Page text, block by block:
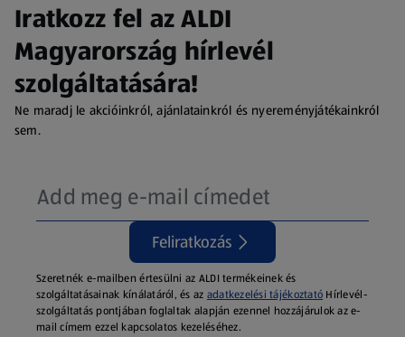
Iratkozz fel az ALDI
Magyarország hírlevél
szolgáltatására!
Ne maradj le akcióinkról, ajánlatainkról és nyereményjátékainkról
sem.
Feliratkozás
Szeretnék e-mailben értesülni az ALDI termékeinek és
szolgáltatásainak kínálatáról, és az adatkezelési tájékoztató Hírlevél-
szolgáltatás pontjában foglaltak alapján ezennel hozzájárulok az e-
mail címem ezzel kapcsolatos kezeléséhez.